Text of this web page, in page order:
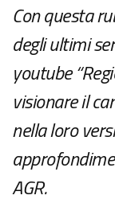
Con questa
degli ultimi
youtube
visionare il
nella loro
AGR.